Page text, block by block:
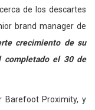
de los descartes
brand manager de
crecimiento de su
completado el 30 de
Barefoot Proximity, y